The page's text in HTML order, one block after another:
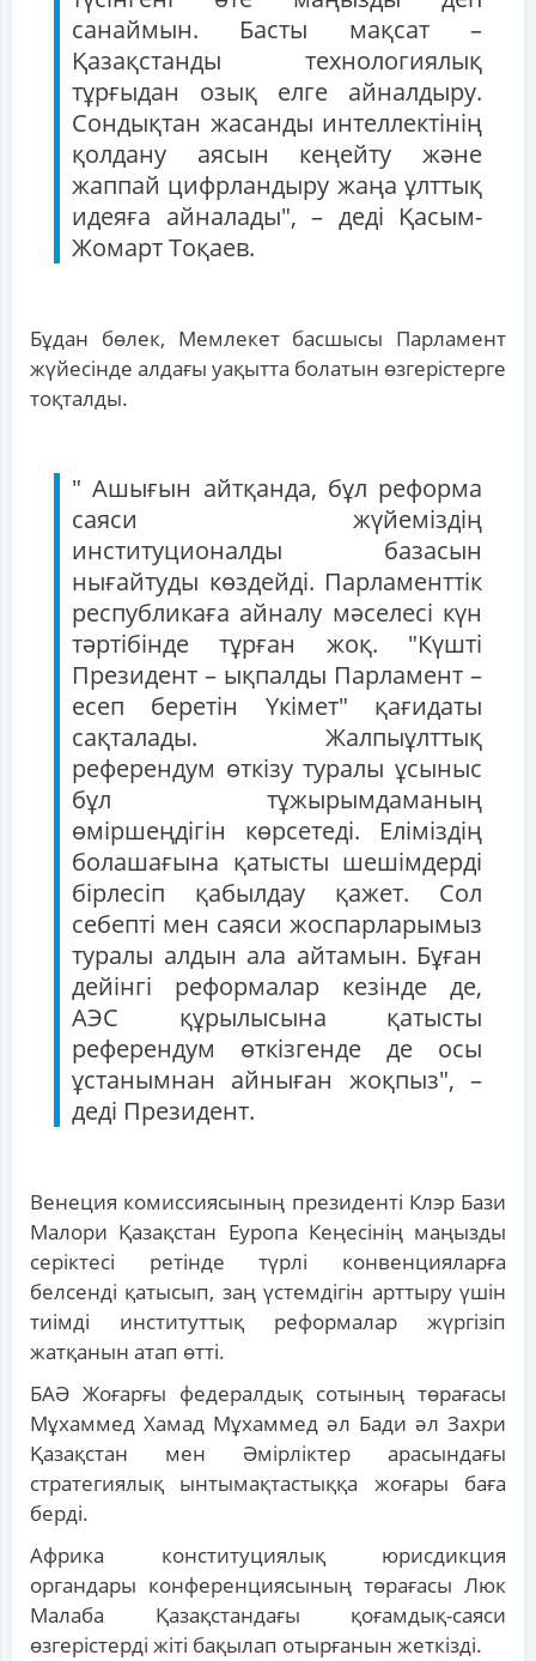
санаймын. Басты мақсат –
Қазақстанды технологиялық
тұрғыдан озық елге айналдыру.
Сондықтан жасанды интеллектінің
қолдану аясын кеңейту және
жаппай цифрландыру жаңа ұлттық
идеяға айналады", – деді Қасым-
Жомарт Тоқаев.
Бұдан бөлек, Мемлекет басшысы Парламент
жүйесінде алдағы уақытта болатын өзгерістерге
тоқталды.
" Ашығын айтқанда, бұл реформа
саяси жүйеміздің
институционалды базасын
нығайтуды көздейді. Парламенттік
республикаға айналу мәселесі күн
тәртібінде тұрған жоқ. "Күшті
Президент – ықпалды Парламент –
есеп беретін Үкімет" қағидаты
сақталады. Жалпыұлттық
референдум өткізу туралы ұсыныс
бұл тұжырымдаманың
өміршеңдігін көрсетеді. Еліміздің
болашағына қатысты шешімдерді
бірлесіп қабылдау қажет. Сол
себепті мен саяси жоспарларымыз
туралы алдын ала айтамын. Бұған
дейінгі реформалар кезінде де,
АЭС құрылысына қатысты
референдум өткізгенде де осы
ұстанымнан айныған жоқпыз", –
деді Президент.
Венеция комиссиясының президенті Клэр Бази
Малори Қазақстан Еуропа Кеңесінің маңызды
серіктесі ретінде түрлі конвенцияларға
белсенді қатысып, заң үстемдігін арттыру үшін
тиімді институттық реформалар жүргізіп
жатқанын атап өтті.
БАӘ Жоғарғы федералдық сотының төрағасы
Мұхаммед Хамад Мұхаммед әл Бади әл Захри
Қазақстан мен Әмірліктер арасындағы
стратегиялық ынтымақтастыққа жоғары баға
берді.
Африка конституциялық юрисдикция
органдары конференциясының төрағасы Люк
Малаба Қазақстандағы қоғамдық-саяси
өзгерістерді жіті бақылап отырғанын жеткізді.